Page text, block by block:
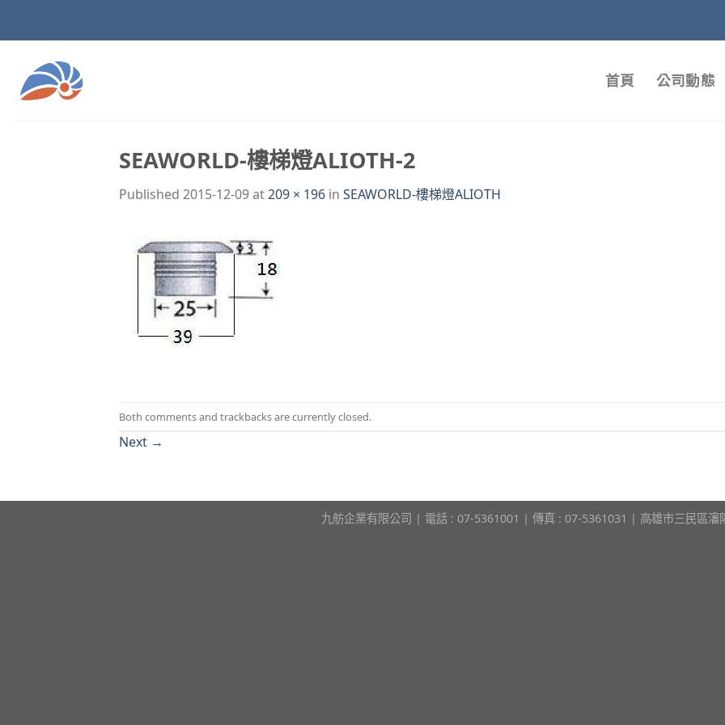
首頁 公司動態
SEAWORLD-樓梯燈ALIOTH-2
Published 2015-12-09at209 × 196 in SEAWORLD-樓梯燈ALIOTH
Both comments and trackbacks are currently closed.
Next →
九舫企業有限公司 | 電話 : 07-5361001 | 傳真 : 07-5361031 | 高雄市三民區瀋